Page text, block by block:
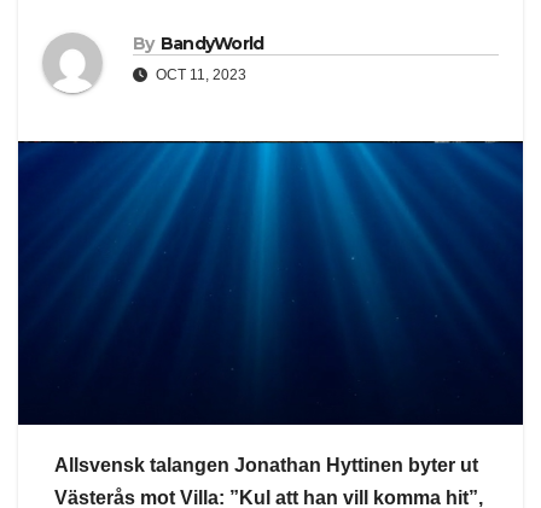
By BandyWorld
OCT 11, 2023
Allsvensk talangen Jonathan Hyttinen byter ut
Västerås mot Villa: ”Kul att han vill komma hit”,